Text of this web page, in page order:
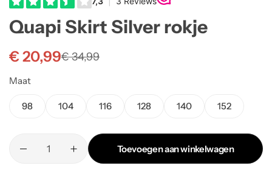
Quapi Skirt Silver rokje
€34,99
€20,99
Maat
98 104 116 128 140 152
Toevoegen aan winkelwagen